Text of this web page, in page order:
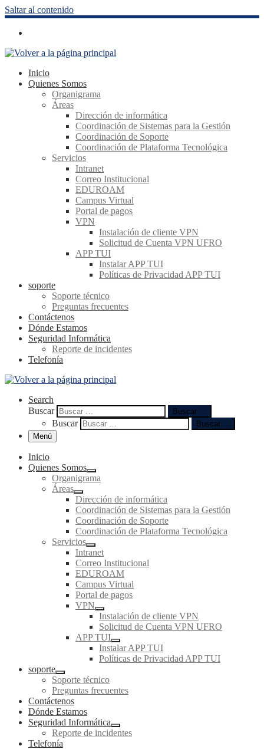
Saltar al contenido
Inicio
Quienes Somos
Organigrama
Áreas
Dirección de informática
Coordinación de Sistemas para la Gestión
Coordinación de Soporte
Coordinación de Plataforma Tecnológica
Servicios
Intranet
Correo Institucional
EDUROAM
Campus Virtual
Portal de pagos
VPN
Instalación de cliente VPN
Solicitud de Cuenta VPN UFRO
APP TUI
Instalar APP TUI
Políticas de Privacidad APP TUI
soporte
Soporte técnico
Preguntas frecuentes
Contáctenos
Dónde Estamos
Seguridad Informática
Reporte de incidentes
Telefonía
Search
Buscar
Buscar …
Buscar
Buscar …
Menú
Inicio
Quienes Somos
Organigrama
Áreas
Dirección de informática
Coordinación de Sistemas para la Gestión
Coordinación de Soporte
Coordinación de Plataforma Tecnológica
Servicios
Intranet
Correo Institucional
EDUROAM
Campus Virtual
Portal de pagos
VPN
Instalación de cliente VPN
Solicitud de Cuenta VPN UFRO
APP TUI
Instalar APP TUI
Políticas de Privacidad APP TUI
soporte
Soporte técnico
Preguntas frecuentes
Contáctenos
Dónde Estamos
Seguridad Informática
Reporte de incidentes
Telefonía